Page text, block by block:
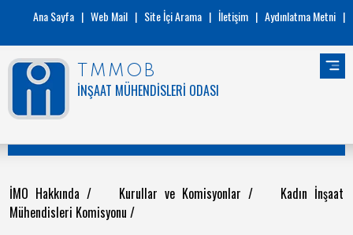
Ana Sayfa | Web Mail | Site İçi Arama | İletişim | Aydınlatma Metni |
TMMOB
İNŞAAT MÜHENDİSLERİ ODASI
İMO Hakkında / Kurullar ve Komisyonlar / Kadın İnşaat
Mühendisleri Komisyonu /